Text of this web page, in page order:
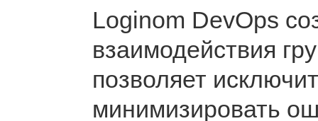
Loginom DevOps
взаимодействия
позволяет
минимизировать